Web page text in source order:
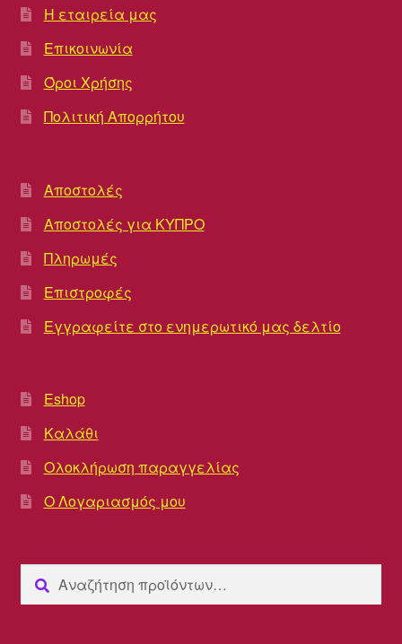
Η εταιρεία μας
Επικοινωνία
Όροι Χρήσης
Πολιτική Απορρήτου
Αποστολές
Αποστολές για ΚΥΠΡΟ
Πληρωμές
Επιστροφές
Εγγραφείτε στο ενημερωτικό μας δελτίο
Eshop
Καλάθι
Ολοκλήρωση παραγγελίας
Ο Λογαριασμός μου
Αναζήτηση
για:
Αναζήτηση